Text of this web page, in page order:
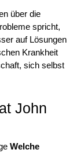
über die
spricht,
auf Lösungen
Krankheit
sich selbst
John
Welche